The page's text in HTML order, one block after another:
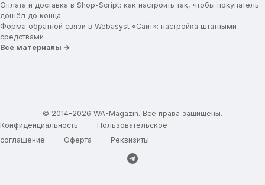
Оплата и доставка в Shop-Script: как настроить так, чтобы покупатель
дошёл до конца
Форма обратной связи в Webasyst «Сайт»: настройка штатными
средствами
Все материалы →
© 2014–2026 WA-Magazin. Все права защищены.
Конфиденциальность
Пользовательское
соглашение
Оферта Реквизиты